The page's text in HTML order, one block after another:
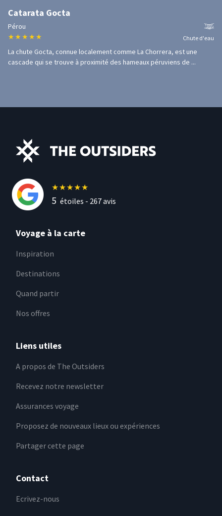
Catarata Gocta
Pérou
★ ★ ★ ★ ★ Chute d'eau
La chute Gocta, connue localement comme La Chorrera, est une
cascade qui se trouve à proximité des hameaux péruviens de ...
★★★★★
5 étoiles - 267avis
Voyage à la carte
Inspiration
Destinations
Quand partir
Nos offres
Liens utiles
A propos de The Outsiders
Recevez notre newsletter
Assurances voyage
Proposez de nouveaux lieux ou expériences
Partager cette page
Contact
Ecrivez-nous